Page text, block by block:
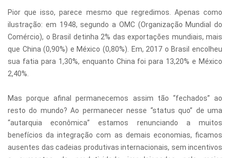
Pior que isso, parece mesmo que regredimos. Apenas como
ilustração: em 1948, segundo a OMC (Organização Mundial do
Comércio), o Brasil detinha 2% das exportações mundiais, mais
que China (0,90%) e México (0,80%). Em, 2017 o Brasil encolheu
sua fatia para 1,30%, enquanto China foi para 13,20% e México
2,40%.
Mas porque afinal permanecemos assim tão “fechados” ao
resto do mundo? Ao permanecer nesse “status quo” de uma
“autarquia econômica” estamos renunciando a muitos
benefícios da integração com as demais economias, ficamos
ausentes das cadeias produtivas internacionais, sem incentivos